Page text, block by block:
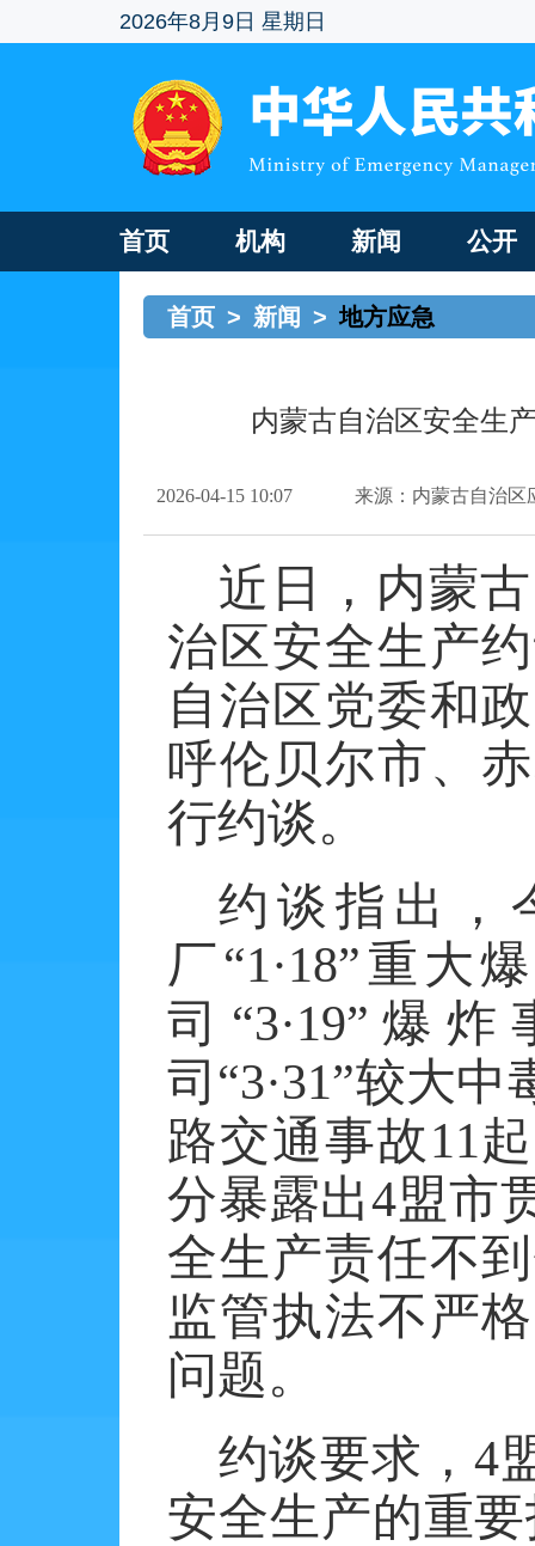
2026年8月9日 星期日
首页 机构 新闻 公开
首页 > 新闻 > 地方应急
内蒙古自治区安全生
2026-04-15 10:07 来源：内蒙古自治区
近日，内蒙
治区安全生产
自治区党委和
呼伦贝尔市、
行约谈。
约谈指出，
厂“1·18”重大
司“3·19”爆炸
司“3·31”较大中
路交通事故11
分暴露出4盟市
全生产责任不
监管执法不严
问题。
约谈要求， 4
安全生产的重